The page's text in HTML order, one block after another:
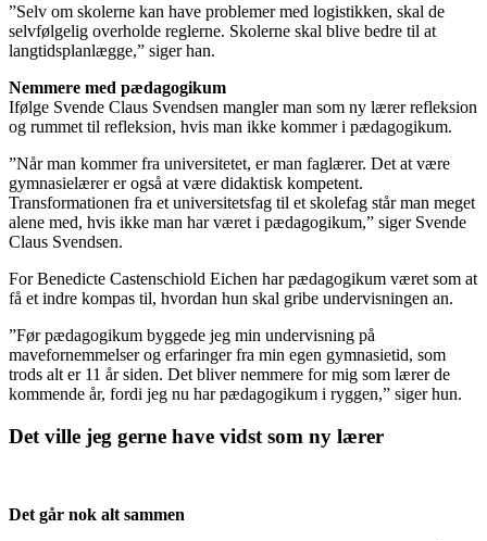
”Selv om skolerne kan have problemer med logistikken, skal de
selvfølgelig overholde reglerne. Skolerne skal blive bedre til at
langtidsplanlægge,” siger han.
Nemmere med pædagogikum
Ifølge Svende Claus Svendsen mangler man som ny lærer refleksion
og rummet til refleksion, hvis man ikke kommer i pædagogikum.
”Når man kommer fra universitetet, er man faglærer. Det at være
gymnasielærer er også at være didaktisk kompetent.
Transformationen fra et universitetsfag til et skolefag står man meget
alene med, hvis ikke man har været i pædagogikum,” siger Svende
Claus Svendsen.
For Benedicte Castenschiold Eichen har pædagogikum været som at
få et indre kompas til, hvordan hun skal gribe undervisningen an.
”Før pædagogikum byggede jeg min undervisning på
mavefornemmelser og erfaringer fra min egen gymnasietid, som
trods alt er 11 år siden. Det bliver nemmere for mig som lærer de
kommende år, fordi jeg nu har pædagogikum i ryggen,” siger hun.
Det ville jeg gerne have vidst som ny lærer
Det går nok alt sammen